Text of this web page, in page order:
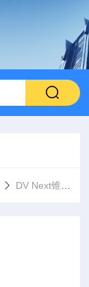
DV Next锥/板粘度计